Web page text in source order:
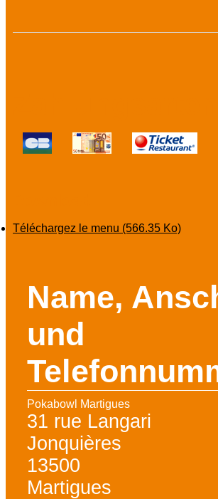
Téléchargez le menu (566.35 Ko)
Name,
und
Pokabowl Martigues
31 rue Langari
Jonquières
13500
Martigues